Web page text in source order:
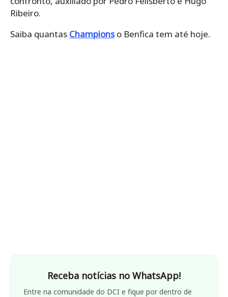
Ribeiro.
Saiba quantas Championso Benfica tem até hoje.
Receba notícias no WhatsApp!
Entre na comunidade do DCI e fique por dentro de